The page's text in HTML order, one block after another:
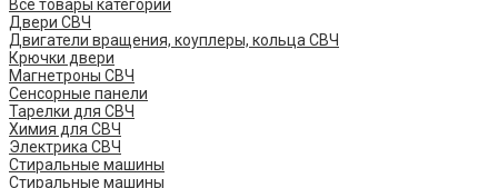
Все товары категории
Двери СВЧ
Двигатели вращения, коуплеры, кольца СВЧ
Крючки двери
Магнетроны СВЧ
Сенсорные панели
Тарелки для СВЧ
Химия для СВЧ
Электрика СВЧ
Стиральные машины
Стиральные машины